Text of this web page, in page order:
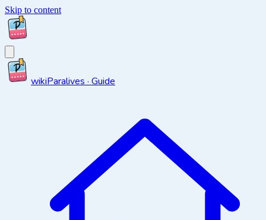
Skip to content
wikiParalives · Guide